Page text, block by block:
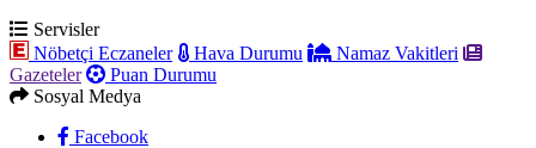
Servisler
Nöbetçi Eczaneler
Hava Durumu
Namaz Vakitleri
Gazeteler
Puan Durumu
Sosyal Medya
Facebook